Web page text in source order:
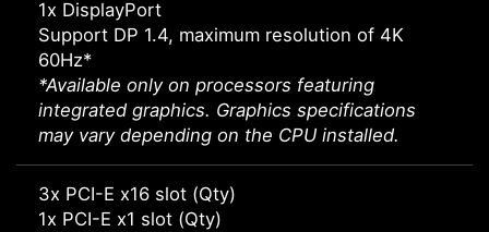
1x DisplayPort
Support DP 1.4, maximum resolution of 4K
60Hz*
*Available only on processors featuring
integrated graphics. Graphics specifications
may vary depending on the CPU installed.
3x PCI-E x16 slot (Qty)
1x PCI-E x1 slot (Qty)